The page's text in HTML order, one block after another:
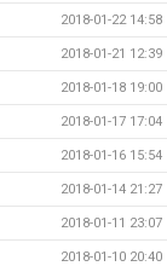
2018-01-22 14:58
2018-01-21 12:39
2018-01-18 19:00
2018-01-17 17:04
2018-01-16 15:54
2018-01-14 21:27
2018-01-11 23:07
2018-01-10 20:40